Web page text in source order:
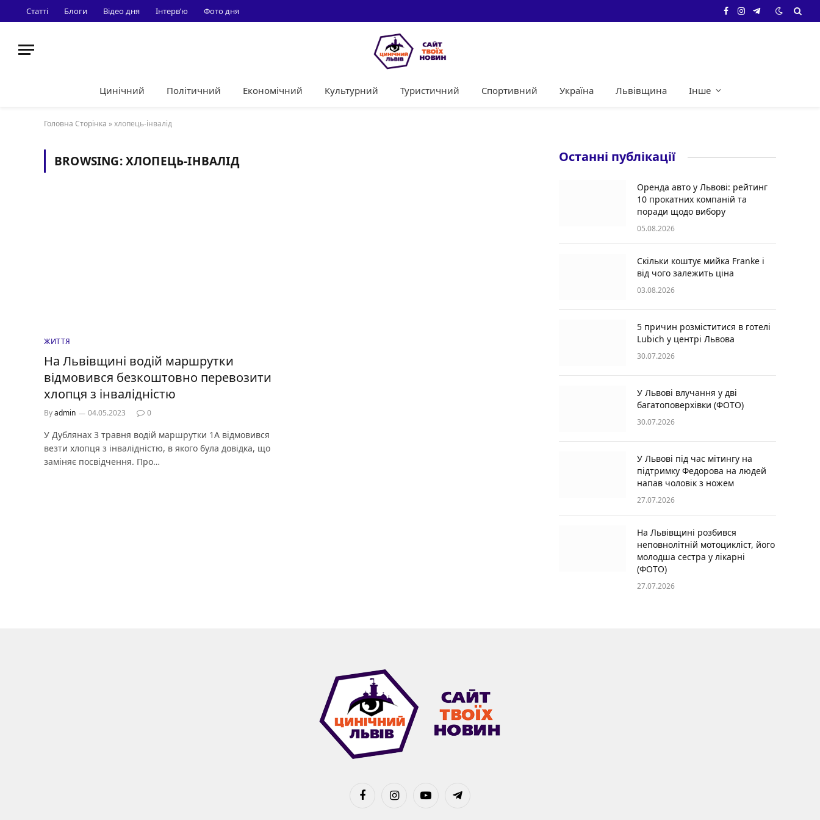
Статті Блоги Відео дня Інтерв’ю Фото дня Facebook
Instagram
Telegram
Цинічний Політичний Економічний Культурний Туристичний Спортивний Україна Львівщина Інше
Головна Сторінка »хлопець-інвалід
BROWSING:ХЛОПЕЦЬ-ІНВАЛІД
ЖИТТЯ
На Львівщині водій маршрутки
відмовився безкоштовно перевозити
хлопця з інвалідністю
Byadmin 04.05.2023 0
У Дублянах 3 травня водій маршрутки 1А відмовився
везти хлопця з інвалідністю, в якого була довідка, що
заміняє посвідчення. Про…
Останні публікації
Оренда авто у Львові: рейтинг
10 прокатних компаній та
поради щодо вибору
05.08.2026
Скільки коштує мийка Franke і
від чого залежить ціна
03.08.2026
5 причин розміститися в готелі
Lubich у центрі Львова
30.07.2026
У Львові влучання у дві
багатоповерхівки (ФОТО)
30.07.2026
У Львові під час мітингу на
підтримку Федорова на людей
напав чоловік з ножем
27.07.2026
На Львівщині розбився
неповнолітній мотоцикліст, його
молодша сестра у лікарні
(ФОТО)
27.07.2026
FacebookInstagramYouTube Telegram